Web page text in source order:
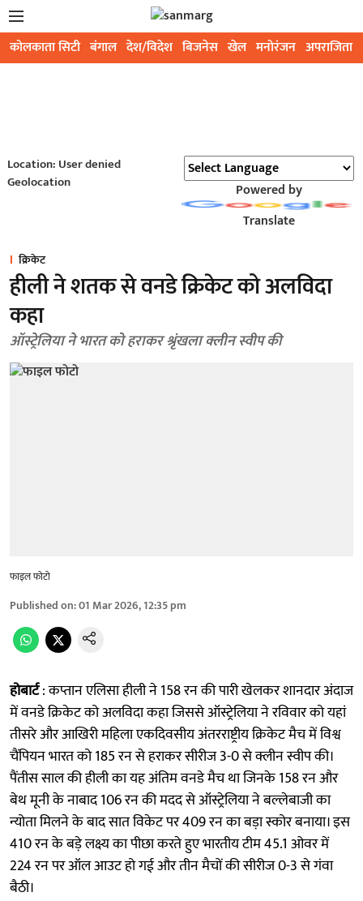
कोलकाता सिटी बंगाल देश/विदेश बिजनेस खेल मनोरंजन अपराजिता
Location: User denied
Geolocation
Powered by
Translate
क्रिकेट
हीली ने शतक से वनडे क्रिकेट को अलविदा
कहा
ऑस्ट्रेलिया ने भारत को हराकर श्रृंखला क्लीन स्वीप की
फाइल फोटो
Published on:01 Mar 2026, 12:35 pm
होबार्ट: कप्तान एलिसा हीली ने 158 रन की पारी खेलकर शानदार अंदाज
में वनडे क्रिकेट को अलविदा कहा जिससे ऑस्ट्रेलिया ने रविवार को यहां
तीसरे और आखिरी महिला एकदिवसीय अंतरराष्ट्रीय क्रिकेट मैच में विश्व
चैंपियन भारत को 185 रन से हराकर सीरीज 3-0 से क्लीन स्वीप की।
पैंतीस साल की हीली का यह अंतिम वनडे मैच था जिनके 158 रन और
बेथ मूनी के नाबाद 106 रन की मदद से ऑस्ट्रेलिया ने बल्लेबाजी का
न्योता मिलने के बाद सात विकेट पर 409 रन का बड़ा स्कोर बनाया। इस
410 रन के बड़े लक्ष्य का पीछा करते हुए भारतीय टीम 45.1 ओवर में
224 रन पर ऑल आउट हो गई और तीन मैचों की सीरीज 0-3 से गंवा
बैठी।